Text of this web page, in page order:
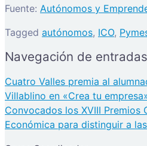
Fuente: Autónomos y
Tagged autónomos, ICO,
Navegación de entradas
Cuatro Valles premia al
Villablino en «Crea tu
Convocados los XVIII Premios
Económica para distinguir a